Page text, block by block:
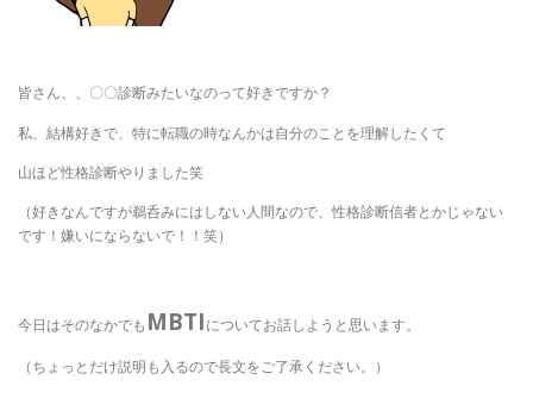
皆さん、、〇〇診断みたいなのって好きですか？
私、結構好きで、特に転職の時なんかは自分のことを理解したくて
山ほど性格診断やりました笑
（好きなんですが鵜呑みにはしない人間なので、性格診断信者とかじゃない
です！嫌いにならないで！！笑）
今日はそのなかでも MBTIについてお話しようと思います。
（ちょっとだけ説明も入るので長文をご了承ください。）